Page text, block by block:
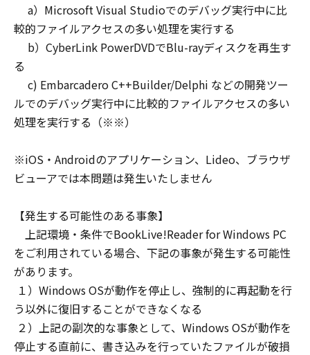
a）Microsoft Visual Studioでのデバッグ実行中に比
較的ファイルアクセスの多い処理を実行する
b）CyberLink PowerDVDでBlu-rayディスクを再生す
る
c) Embarcadero C++Builder/Delphi などの開発ツー
ルでのデバッグ実行中に比較的ファイルアクセスの多い
処理を実行する（※※）
※iOS・Androidのアプリケーション、Lideo、ブラウザ
ビューアでは本問題は発生いたしません
【発生する可能性のある事象】
上記環境・条件でBookLive!Reader for Windows PC
をご利用されている場合、下記の事象が発生する可能性
があります。
１）Windows OSが動作を停止し、強制的に再起動を行
う以外に復旧することができなくなる
２）上記の副次的な事象として、Windows OSが動作を
停止する直前に、書き込みを行っていたファイルが破損